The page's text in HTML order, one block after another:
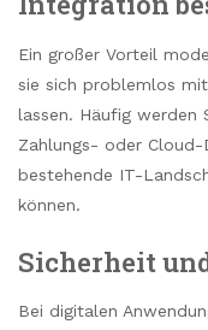
Ein großer Vorteil
sie sich problemlos
lassen. Häufig werden
Zahlungs- oder
bestehende IT-
können.
Sicherheit
Bei digitalen